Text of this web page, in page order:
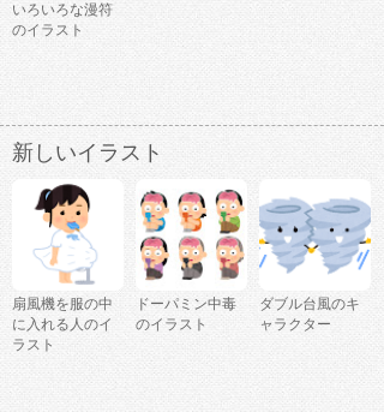
いろいろな漫符
のイラスト
新しいイラスト
扇風機を服の中
に入れる人のイ
ラスト
ドーパミン中毒
のイラスト
ダブル台風のキ
ャラクター